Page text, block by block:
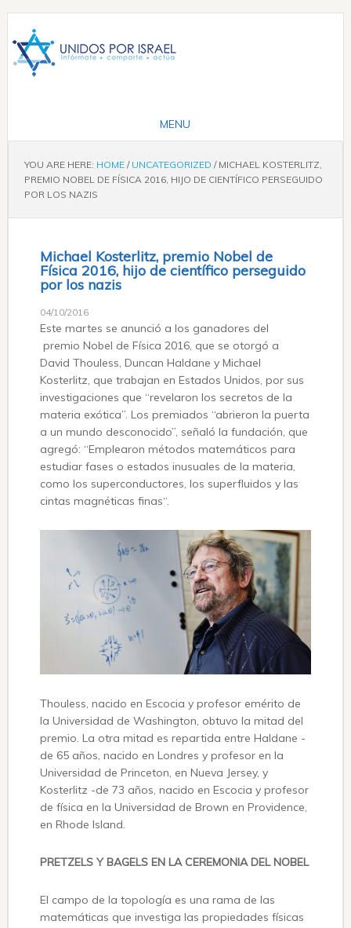
YOU ARE HERE: HOME / UNCATEGORIZED /MICHAEL KOSTERLITZ,
PREMIO NOBEL DE FÍSICA 2016, HIJO DE CIENTÍFICO PERSEGUIDO
POR LOS NAZIS
Michael Kosterlitz, premio Nobel de
Física 2016, hijo de científico perseguido
por los nazis
04/10/2016
Este martes se anunció a los ganadores del
premio Nobel de Física 2016, que se otorgó a
David Thouless, Duncan Haldane y Michael
Kosterlitz, que trabajan en Estados Unidos, por sus
investigaciones que “revelaron los secretos de la
materia exótica”. Los premiados “abrieron la puerta
a un mundo desconocido”, señaló la fundación, que
agregó: “Emplearon métodos matemáticos para
estudiar fases o estados inusuales de la materia,
como los superconductores, los superfluidos y las
cintas magnéticas finas“.
Thouless, nacido en Escocia y profesor emérito de
la Universidad de Washington, obtuvo la mitad del
premio. La otra mitad es repartida entre Haldane -
de 65 años, nacido en Londres y profesor en la
Universidad de Princeton, en Nueva Jersey, y
Kosterlitz -de 73 años, nacido en Escocia y profesor
de física en la Universidad de Brown en Providence,
en Rhode Island.
PRETZELS Y BAGELS EN LA CEREMONIA DEL NOBEL
El campo de la topología es una rama de las
matemáticas que investiga las propiedades físicas